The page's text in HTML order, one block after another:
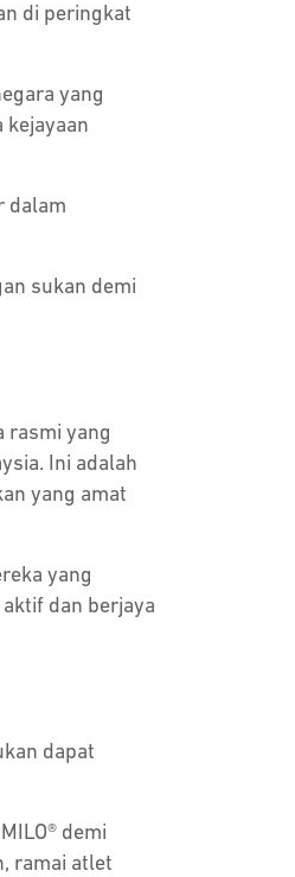
di peringkat
yang
kejayaan
dalam
sukan demi
rasmi yang
Ini adalah
yang amat
yang
dan berjaya
dapat
demi
ramai atlet